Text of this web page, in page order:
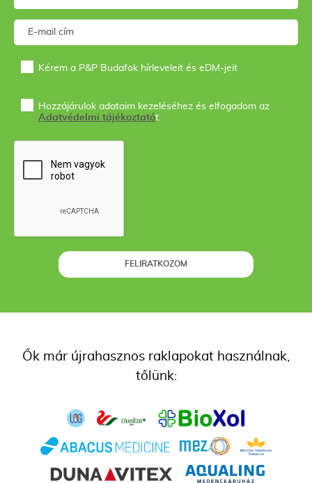
Kérem a P&P Budafok hírleveleit és eDM-jeit
Hozzájárulok adataim kezeléséhez és elfogadom az
Adatvédelmi tájékoztatót.
FELIRATKOZOM
Ők már újrahasznos raklapokat használnak,
tőlünk: